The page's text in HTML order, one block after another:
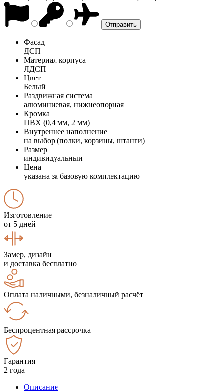
Фасад
ДСП
Материал корпуса
ЛДСП
Цвет
Белый
Раздвижная система
алюминиевая, нижнеопорная
Кромка
ПВХ (0,4 мм, 2 мм)
Внутреннее наполнение
на выбор (полки, корзины, штанги)
Размер
индивидуальный
Цена
указана за базовую комплектацию
Изготовление
от 5 дней
Замер, дизайн
и доставка бесплатно
Оплата наличными, безналичный расчёт
Беспроцентная рассрочка
Гарантия
2 года
Описание